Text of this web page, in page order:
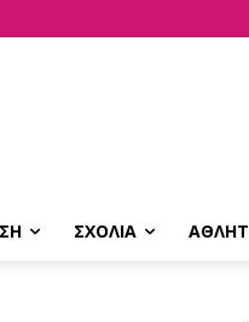
ΣΧΟΛΙΑ